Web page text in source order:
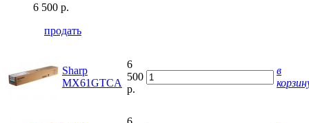
6 500 р.
продать
Sharp
MX61GTCA
6
500
р.
в